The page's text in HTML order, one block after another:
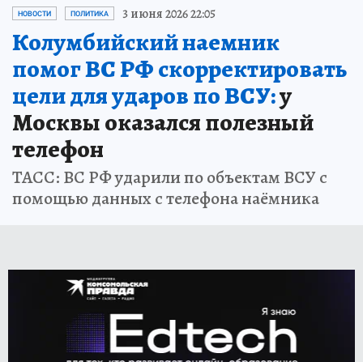
НОВОСТИ ПОЛИТИКА 3 июня 2026 22:05
Колумбийский наемник
помог ВС РФ скорректировать
цели для ударов по ВСУ:у
Москвы оказался полезный
телефон
ТАСС: ВС РФ ударили по объектам ВСУ с
помощью данных с телефона наёмника